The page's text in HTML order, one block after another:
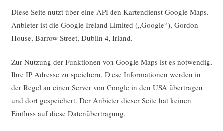
Diese Seite nutzt über eine API den Kartendienst Google Maps.
Anbieter ist die Google Ireland Limited („Google“), Gordon
House, Barrow Street, Dublin 4, Irland.
Zur Nutzung der Funktionen von Google Maps ist es notwendig,
Ihre IP Adresse zu speichern. Diese Informationen werden in
der Regel an einen Server von Google in den USA übertragen
und dort gespeichert. Der Anbieter dieser Seite hat keinen
Einfluss auf diese Datenübertragung.